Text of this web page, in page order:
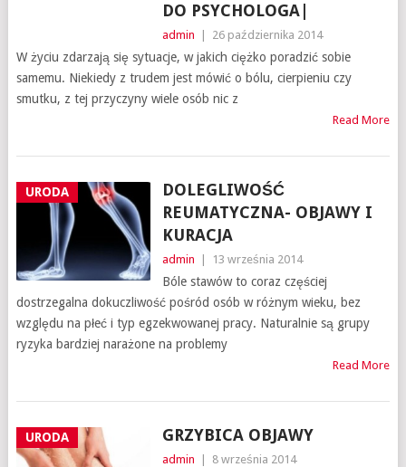
DO PSYCHOLOGA|
admin 26 października 2014
W życiu zdarzają się sytuacje, w jakich ciężko poradzić sobie
samemu. Niekiedy z trudem jest mówić o bólu, cierpieniu czy
smutku, z tej przyczyny wiele osób nic z
Read More
URODA
DOLEGLIWOŚĆ
REUMATYCZNA- OBJAWY I
KURACJA
admin 13 września 2014
Bóle stawów to coraz częściej
dostrzegalna dokuczliwość pośród osób w różnym wieku, bez
względu na płeć i typ egzekwowanej pracy. Naturalnie są grupy
ryzyka bardziej narażone na problemy
Read More
URODA GRZYBICA OBJAWY
admin 8 września 2014